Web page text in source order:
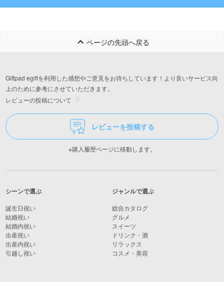
ページの先頭へ戻る
Giftpad egiftを利用した感想やご意見をお待ちしています！より良いサービス向
上のために参考にさせていただきます。
レビューの投稿について
レビューを投稿する
※購入履歴ページに移動します。
シーンで選ぶ
誕生日祝い
結婚祝い
結婚内祝い
出産祝い
出産内祝い
引越し祝い
ジャンルで選ぶ
総合カタログ
グルメ
スイーツ
ドリンク・酒
リラックス
コスメ・美容